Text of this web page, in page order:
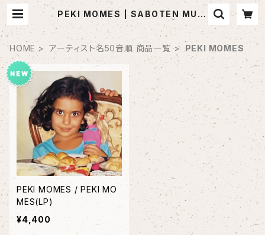
PEKI MOMES | SABOTEN MUSI
C (セレクトCDショップ)
HOME アーティスト名50音順 商品一覧 PEKI MOMES
PEKI MOMES / PEKI MO
MES(LP)
¥4,400